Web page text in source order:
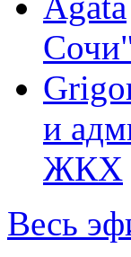
и
ЖКХ
Весь